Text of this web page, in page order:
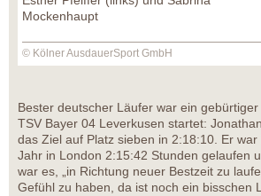
Mockenhaupt
© Kölner AusdauerSport GmbH
Bester deutscher Läufer war ein
TSV Bayer 04 Leverkusen startet:
das Ziel auf Platz sieben in 2:18:10. Er
Jahr in London 2:15:42 Stunden gelaufen
war es, „in Richtung neuer Bestzeit zu
Gefühl zu haben, da ist noch ein bisschen